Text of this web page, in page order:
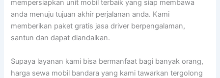
mempersiapkan unit mobil terbaik yang siap membawa
anda menuju tujuan akhir perjalanan anda. Kami
memberikan paket gratis jasa driver berpengalaman,
santun dan dapat diandalkan.
Supaya layanan kami bisa bermanfaat bagi banyak orang,
harga sewa mobil bandara yang kami tawarkan tergolong